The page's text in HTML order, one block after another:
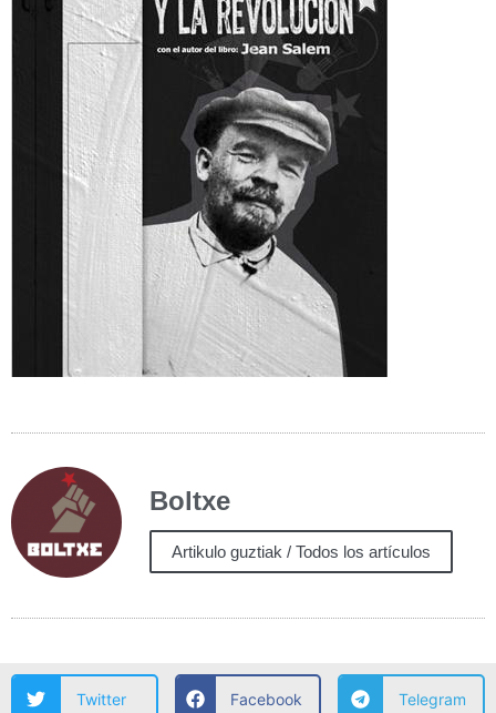
Boltxe
Artikulo guztiak / Todos los artículos
Twitter Facebook Telegram